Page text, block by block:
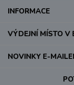
INFORMACE
VÝDEJNÍ MÍSTO V
NOVINKY E-